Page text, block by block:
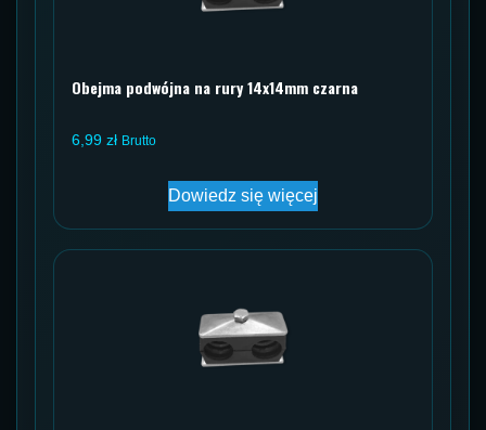
Obejma podwójna na rury 14x14mm czarna
6,99 zł Brutto
Dowiedz się więcej